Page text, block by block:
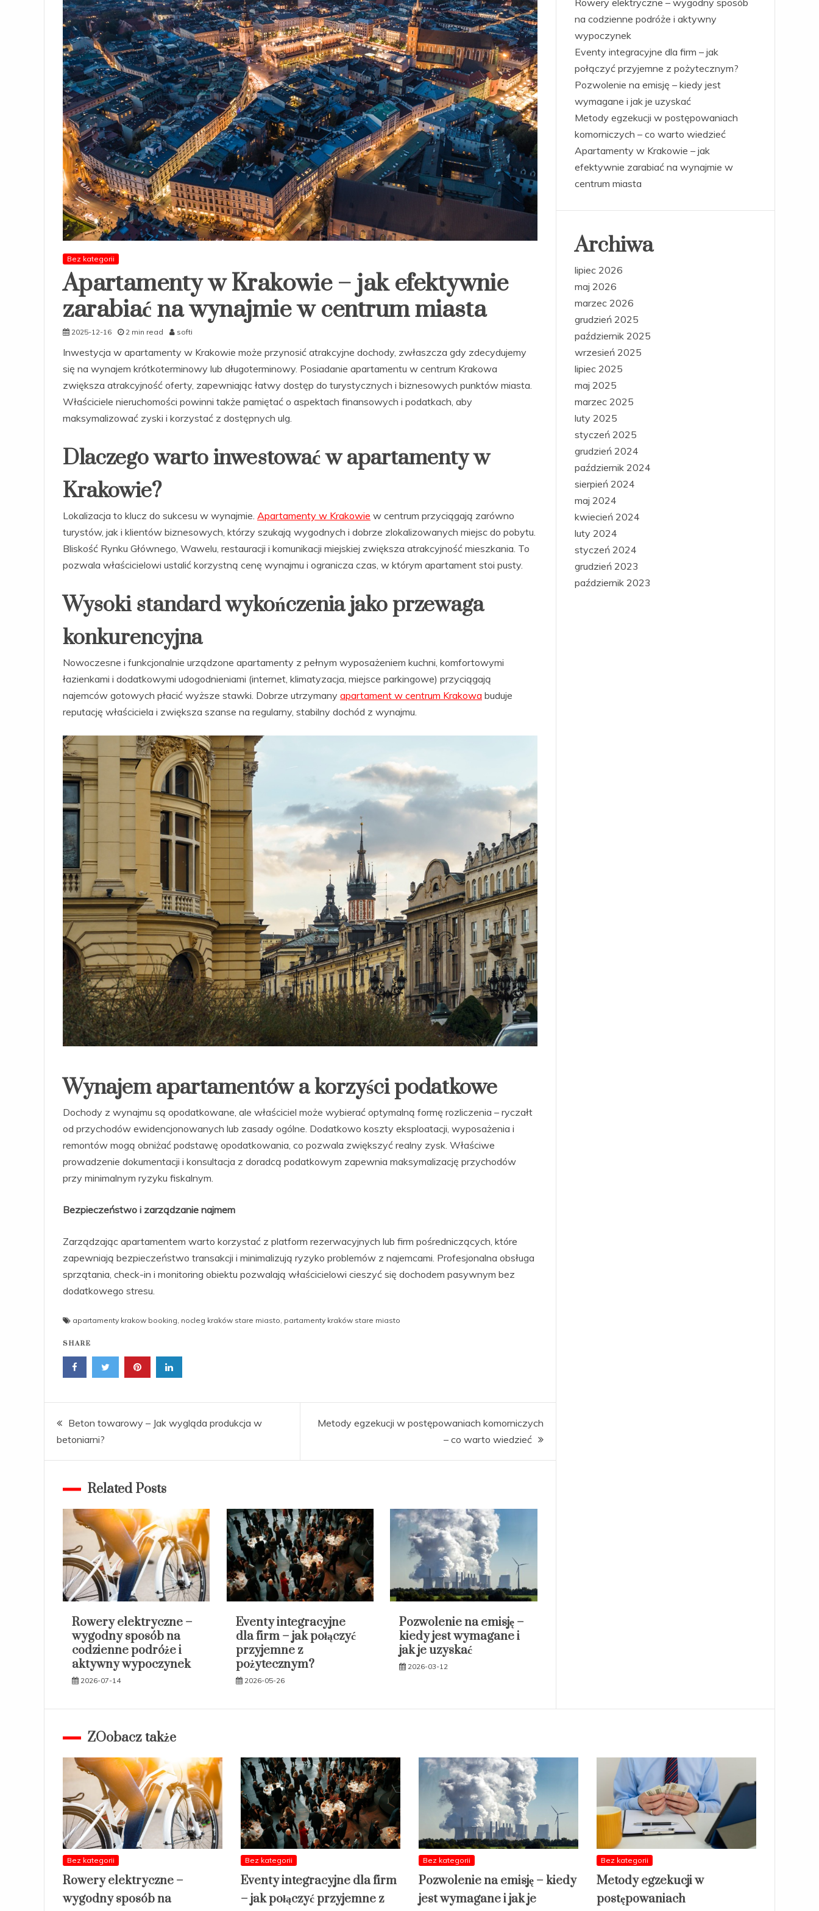
Bez kategorii
Apartamenty w Krakowie – jak efektywnie
zarabiać na wynajmie w centrum miasta
2025-12-16 2 min read softi
Inwestycja w apartamenty w Krakowie może przynosić atrakcyjne dochody, zwłaszcza gdy zdecydujemy
się na wynajem krótkoterminowy lub długoterminowy. Posiadanie apartamentu w centrum Krakowa
zwiększa atrakcyjność oferty, zapewniając łatwy dostęp do turystycznych i biznesowych punktów miasta.
Właściciele nieruchomości powinni także pamiętać o aspektach finansowych i podatkach, aby
maksymalizować zyski i korzystać z dostępnych ulg.
Dlaczego warto inwestować w apartamenty w
Krakowie?
Lokalizacja to klucz do sukcesu w wynajmie. Apartamenty w Krakowie w centrum przyciągają zarówno
turystów, jak i klientów biznesowych, którzy szukają wygodnych i dobrze zlokalizowanych miejsc do pobytu.
Bliskość Rynku Głównego, Wawelu, restauracji i komunikacji miejskiej zwiększa atrakcyjność mieszkania. To
pozwala właścicielowi ustalić korzystną cenę wynajmu i ogranicza czas, w którym apartament stoi pusty.
Wysoki standard wykończenia jako przewaga
konkurencyjna
Nowoczesne i funkcjonalnie urządzone apartamenty z pełnym wyposażeniem kuchni, komfortowymi
łazienkami i dodatkowymi udogodnieniami (internet, klimatyzacja, miejsce parkingowe) przyciągają
najemców gotowych płacić wyższe stawki. Dobrze utrzymany apartament w centrum Krakowa buduje
reputację właściciela i zwiększa szanse na regularny, stabilny dochód z wynajmu.
Wynajem apartamentów a korzyści podatkowe
Dochody z wynajmu są opodatkowane, ale właściciel może wybierać optymalną formę rozliczenia – ryczałt
od przychodów ewidencjonowanych lub zasady ogólne. Dodatkowo koszty eksploatacji, wyposażenia i
remontów mogą obniżać podstawę opodatkowania, co pozwala zwiększyć realny zysk. Właściwe
prowadzenie dokumentacji i konsultacja z doradcą podatkowym zapewnia maksymalizację przychodów
przy minimalnym ryzyku fiskalnym.
Bezpieczeństwo i zarządzanie najmem
Zarządzając apartamentem warto korzystać z platform rezerwacyjnych lub firm pośredniczących, które
zapewniają bezpieczeństwo transakcji i minimalizują ryzyko problemów z najemcami. Profesjonalna obsługa
sprzątania, check-in i monitoring obiektu pozwalają właścicielowi cieszyć się dochodem pasywnym bez
dodatkowego stresu.
apartamenty krakow booking, nocleg kraków stare miasto, partamenty kraków stare miasto
SHARE
Nawigacja
wpisu
Beton towarowy – Jak wygląda produkcja w
betoniarni?
Metody egzekucji w postępowaniach komorniczych
– co warto wiedzieć
Related Posts
Rowery elektryczne –
wygodny sposób na
codzienne podróże i
aktywny wypoczynek
2026-07-14
Eventy integracyjne
dla firm – jak połączyć
przyjemne z
pożytecznym?
2026-05-26
Pozwolenie na emisję –
kiedy jest wymagane i
jak je uzyskać
2026-03-12
Rowery elektryczne – wygodny sposób
na codzienne podróże i aktywny
wypoczynek
Eventy integracyjne dla firm – jak
połączyć przyjemne z pożytecznym?
Pozwolenie na emisję – kiedy jest
wymagane i jak je uzyskać
Metody egzekucji w postępowaniach
komorniczych – co warto wiedzieć
Apartamenty w Krakowie – jak
efektywnie zarabiać na wynajmie w
centrum miasta
Archiwa
lipiec 2026
maj 2026
marzec 2026
grudzień 2025
październik 2025
wrzesień 2025
lipiec 2025
maj 2025
marzec 2025
luty 2025
styczeń 2025
grudzień 2024
październik 2024
sierpień 2024
maj 2024
kwiecień 2024
luty 2024
styczeń 2024
grudzień 2023
październik 2023
ZOobacz także
Bez kategorii
Rowery elektryczne –
wygodny sposób na
Bez kategorii
Eventy integracyjne dla firm
– jak połączyć przyjemne z
Bez kategorii
Pozwolenie na emisję – kiedy
jest wymagane i jak je
Bez kategorii
Metody egzekucji w
postępowaniach